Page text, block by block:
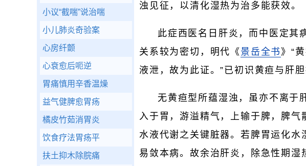
浊见征，以清化湿热为治多能获效。
此症西医名日肝炎，而中医定其
关系较为密切，明代《 景岳全书 》“
液泄，故为此证。”已初识黄疸与肝胆
无黄疸型所蕴湿浊，虽亦不离于
入于胃，游溢精气，上输于脾，脾
水液代谢之关键脏器。若脾胃运化水
易敛本病。故余治肝炎，除急性期湿
小议“截喘”说治喘
小儿肺炎奇验案
心房纤颤
心衰愈后呃逆
胃痛慎用辛香温燥
益气健脾愈胃疡
橘皮竹茹消胃炎
饮食疗法胃疡平
扶土抑木除脘痛